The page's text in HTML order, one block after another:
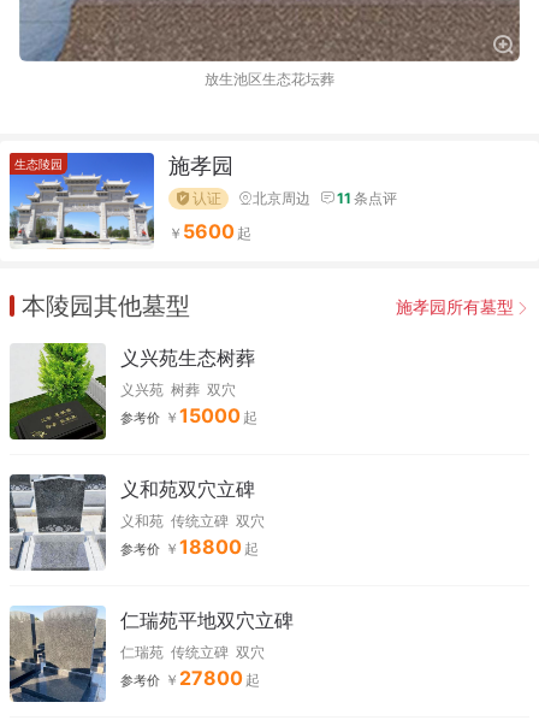
放生池区生态花坛葬
施孝园
认证 北京周边 11 条点评
5600
生态陵园
本陵园其他墓型 施孝园所有墓型
义兴苑生态树葬
义兴苑 树葬 双穴
参考价 15000
义和苑双穴立碑
义和苑 传统立碑 双穴
参考价 18800
仁瑞苑平地双穴立碑
仁瑞苑 传统立碑 双穴
参考价 27800